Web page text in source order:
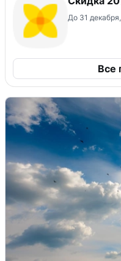
До 31
Все